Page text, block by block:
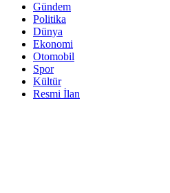
Gündem
Politika
Dünya
Ekonomi
Otomobil
Spor
Kültür
Resmi İlan